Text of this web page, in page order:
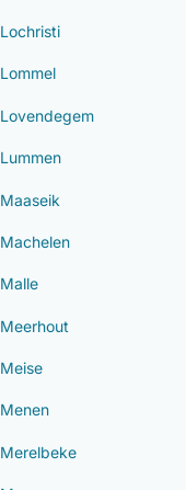
Lochristi
Lommel
Lovendegem
Lummen
Maaseik
Machelen
Malle
Meerhout
Meise
Menen
Merelbeke